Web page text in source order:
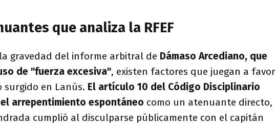
que analiza la RFEF
gravedad del informe arbitral de Dámaso Arcediano, que
de "fuerza excesiva", existen factores que juegan a favor
surgido en Lanús. El artículo 10 del Código Disciplinario
arrepentimiento espontáneo como un atenuante directo,
cumplió al disculparse públicamente con el capitán